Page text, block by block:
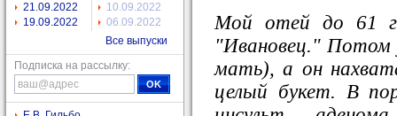
21.09.2022
19.09.2022
10.09.2022
06.09.2022
Все выпуски
Подписка на рассылку:
Мой отей до 61
"Ивановец." Потом
мать), а он
целый букет. В